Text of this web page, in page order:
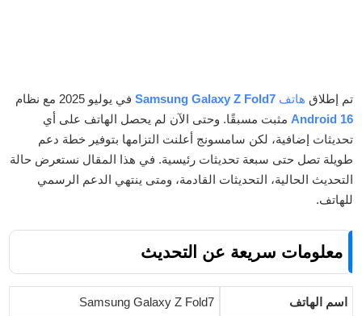
تم إطلاق هاتف Samsung Galaxy Z Fold7 في يوليو 2025 مع نظام
Android 16 مثبت مسبقًا. وحتى الآن لم يحصل الهاتف على أي
تحديثات إضافية، لكن سامسونج أعلنت التزامها بتوفير خطة دعم
طويلة تصل حتى سبعة تحديثات رئيسية. في هذا المقال نستعرض حالة
التحديث الحالية، التحديثات القادمة، ومتى ينتهي الدعم الرسمي
للهاتف.
معلومات سريعة عن التحديث
اسم الهاتف Samsung Galaxy Z Fold7